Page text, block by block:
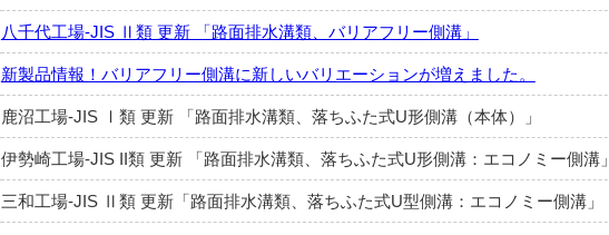
八千代工場-JIS Ⅱ類 更新 「路面排水溝類、バリアフリー側溝」
新製品情報！バリアフリー側溝に新しいバリエーションが増えました。
鹿沼工場-JIS Ⅰ類 更新 「路面排水溝類、落ちふた式U形側溝（本体）」
伊勢崎工場-JIS II類 更新 「路面排水溝類、落ちふた式U形側溝：エコノミー側溝」
三和工場-JIS Ⅱ類 更新「路面排水溝類、落ちふた式U型側溝：エコノミー側溝」